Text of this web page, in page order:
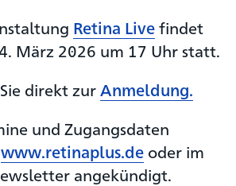
Retina Livefindet
März 2026 um 17 Uhr statt.
direkt zurAnmeldung.
und Zugangsdaten
www.retinaplus.de oder im
angekündigt.